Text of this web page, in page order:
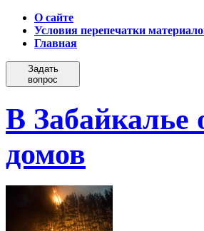
О сайте
Условия перепечатки
Главная
Задать
вопрос
В Забайкалье
домов